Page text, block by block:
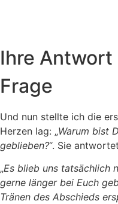
Ihre
Frage
Und nun stellte ich die
Herzen lag: „Warum bist
geblieben?“. Sie
„Es blieb uns tatsächlich
gerne länger bei Euch
Tränen des Abschieds